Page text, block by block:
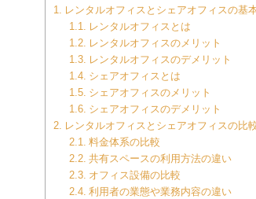
レンタルオフィスとシェアオフィスの基
レンタルオフィスとは
レンタルオフィスのメリット
レンタルオフィスのデメリット
シェアオフィスとは
シェアオフィスのメリット
シェアオフィスのデメリット
レンタルオフィスとシェアオフィスの比
料金体系の比較
共有スペースの利用方法の違い
オフィス設備の比較
利用者の業態や業務内容の違い